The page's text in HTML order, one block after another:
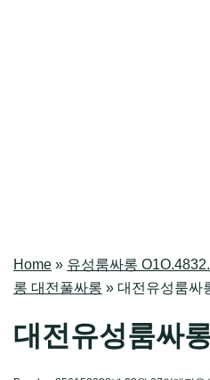
Home » 유성룸싸롱
롱 대전풀싸롱 » 대전유성룸싸
대전유성룸싸